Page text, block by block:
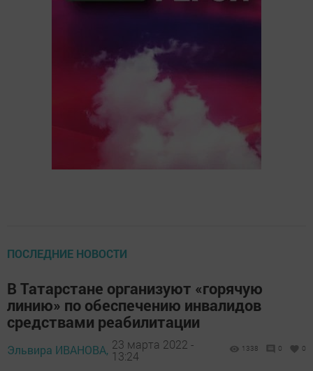
ПОСЛЕДНИЕ НОВОСТИ
В Татарстане организуют «горячую
линию» по обеспечению инвалидов
средствами реабилитации
Эльвира ИВАНОВА, 23 марта 2022 -
13:24
1338 0 0